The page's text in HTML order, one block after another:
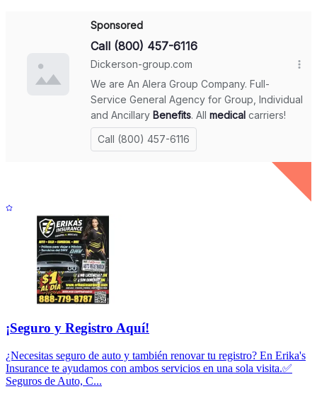
¡Seguro y Registro Aquí!
¿Necesitas seguro de auto y también renovar tu registro? En Erika's
Insurance te ayudamos con ambos servicios en una sola visita.✅
Seguros de Auto, C...